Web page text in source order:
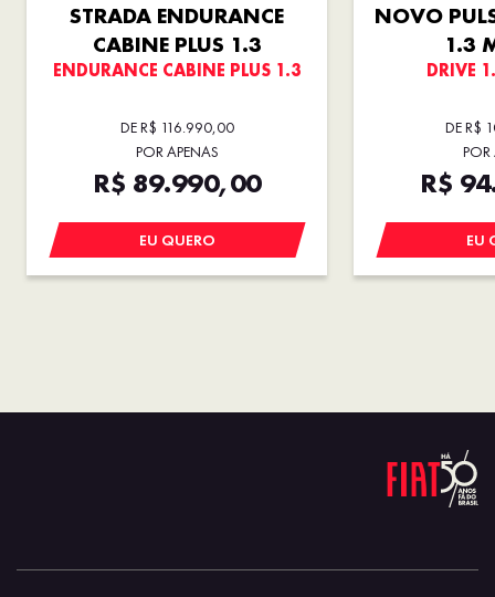
STRADA ENDURANCE
CABINE PLUS 1.3
ENDURANCE CABINE PLUS 1.3
DE R$ 116.990,00
POR APENAS
R$ 89.990,00
EU QUERO
NOVO
1.3
DRIVE
DE R$
POR
R$
EU